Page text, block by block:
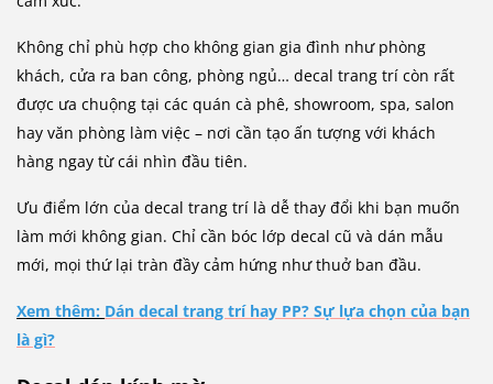
Không chỉ phù hợp cho không gian gia đình như phòng
khách, cửa ra ban công, phòng ngủ… decal trang trí còn rất
được ưa chuộng tại các quán cà phê, showroom, spa, salon
hay văn phòng làm việc – nơi cần tạo ấn tượng với khách
hàng ngay từ cái nhìn đầu tiên.
Ưu điểm lớn của decal trang trí là dễ thay đổi khi bạn muốn
làm mới không gian. Chỉ cần bóc lớp decal cũ và dán mẫu
mới, mọi thứ lại tràn đầy cảm hứng như thuở ban đầu.
Xem thêm: Dán decal trang trí hay PP? Sự lựa chọn của bạn
là gì?